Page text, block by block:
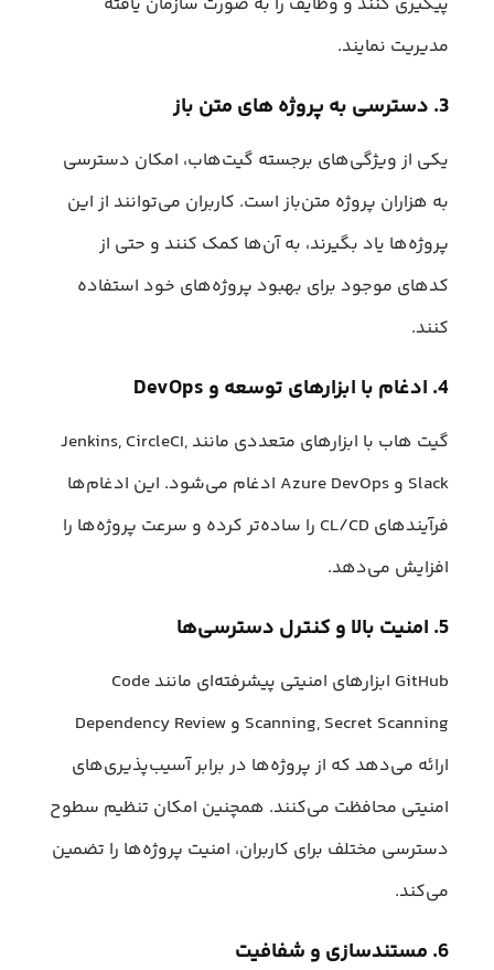
مدیریت نمایند.
3. دسترسی به پروژه های متن باز
یکی از ویژگی‌های برجسته گیت‌هاب، امکان دسترسی
به هزاران پروژه متن‌باز است. کاربران می‌توانند از این
پروژه‌ها یاد بگیرند، به آن‌ها کمک کنند و حتی از
کدهای موجود برای بهبود پروژه‌های خود استفاده
کنند.
4. ادغام با ابزارهای توسعه و DevOps
گیت هاب با ابزارهای متعددی مانند Jenkins, CircleCI,
Slack و Azure DevOps ادغام می‌شود. این ادغام‌ها
فرآیندهای CL/CD را ساده‌تر کرده و سرعت پروژه‌ها را
افزایش می‌دهد.
5. امنیت بالا و کنترل دسترسی‌ها
GitHub ابزارهای امنیتی پیشرفته‌ای مانند Code
Scanning, Secret Scanning و Dependency Review
ارائه می‌دهد که از پروژه‌ها در برابر آسیب‌پذیری‌های
امنیتی محافظت می‌کنند. همچنین امکان تنظیم سطوح
دسترسی مختلف برای کاربران، امنیت پروژه‌ها را تضمین
می‌کند.
6. مستندسازی و شفافیت